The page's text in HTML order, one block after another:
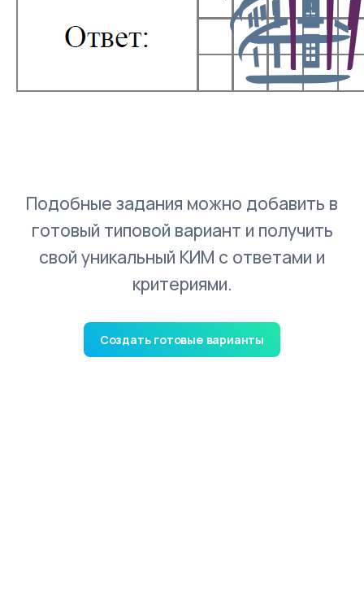
Подобные задания можно добавить в
готовый типовой вариант и получить
свой уникальный КИМ с ответами и
критериями.
Создать готовые варианты